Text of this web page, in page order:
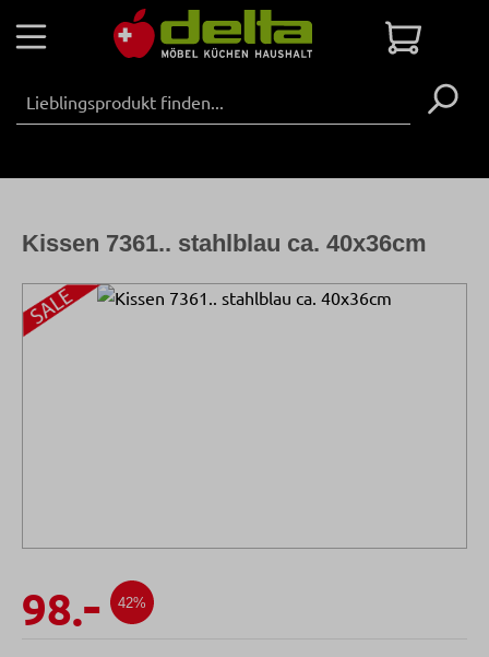
Zum Hauptinhalt springen
Bildergalerie überspringen
Kissen 7361.. stahlblau ca. 40x36cm
98.- 42%